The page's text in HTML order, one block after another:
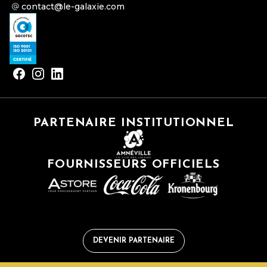
contact@le-galaxie.com
PARTENAIRE INSTITUTIONNEL
FOURNISSEURS OFFICIELS
DEVENIR PARTENAIRE